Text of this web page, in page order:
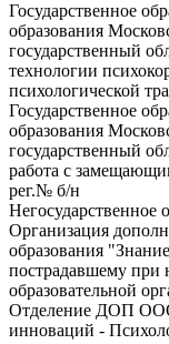
Государственное
образования
государственный
технологии
психологической
Государственное
образования
государственный
работа с
рег.№ б/н
Негосударственное
Организация
образования
пострадавшему при
образовательной
Отделение ДОП ООО
инноваций -